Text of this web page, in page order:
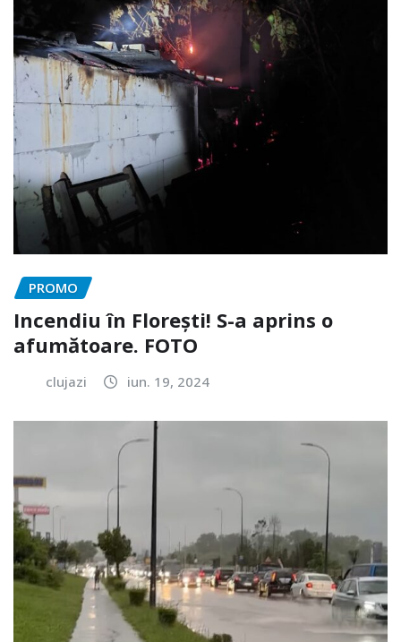
PROMO
Incendiu în Florești! S-a aprins o
afumătoare. FOTO
clujazi iun. 19, 2024